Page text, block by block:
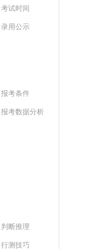
考试时间
录用公示
报考条件
报考数据分析
判断推理
行测技巧